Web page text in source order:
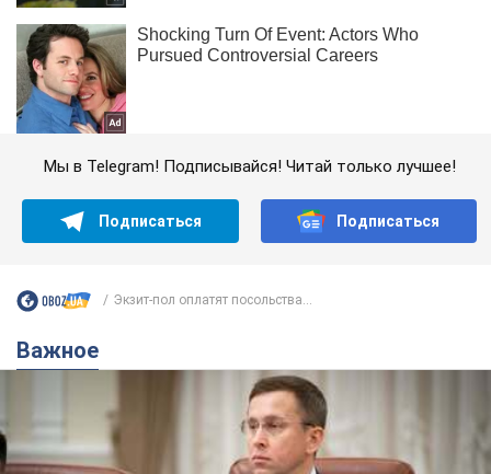
Мы в Telegram! Подписывайся! Читай только лучшее!
Подписаться Подписаться
Экзит-пол оплатят посольства...
Важное